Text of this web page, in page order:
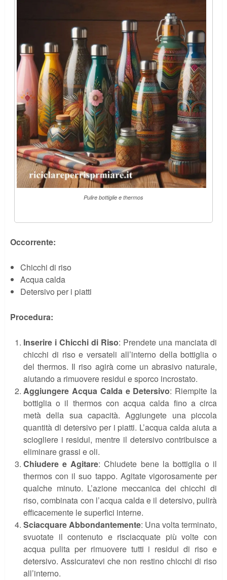
Pulire bottiglie e thermos
Occorrente:
Chicchi di riso
Acqua calda
Detersivo per i piatti
Procedura:
Inserire i Chicchi di Riso: Prendete una manciata di
chicchi di riso e versateli all’interno della bottiglia o
del thermos. Il riso agirà come un abrasivo naturale,
aiutando a rimuovere residui e sporco incrostato.
Aggiungere Acqua Calda e Detersivo: Riempite la
bottiglia o il thermos con acqua calda fino a circa
metà della sua capacità. Aggiungete una piccola
quantità di detersivo per i piatti. L’acqua calda aiuta a
sciogliere i residui, mentre il detersivo contribuisce a
eliminare grassi e oli.
Chiudere e Agitare: Chiudete bene la bottiglia o il
thermos con il suo tappo. Agitate vigorosamente per
qualche minuto. L’azione meccanica dei chicchi di
riso, combinata con l’acqua calda e il detersivo, pulirà
efficacemente le superfici interne.
Sciacquare Abbondantemente: Una volta terminato,
svuotate il contenuto e risciacquate più volte con
acqua pulita per rimuovere tutti i residui di riso e
detersivo. Assicuratevi che non restino chicchi di riso
all’interno.